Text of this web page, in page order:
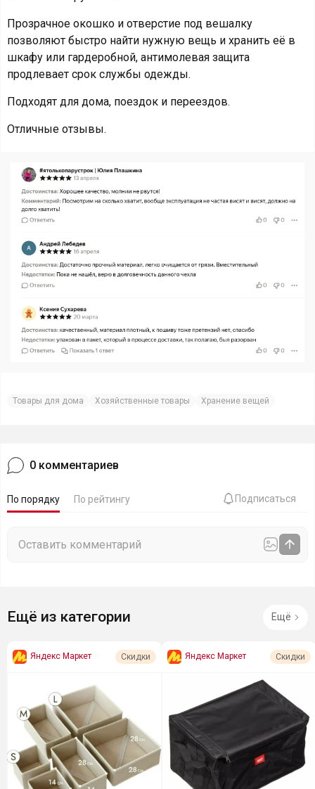
Прозрачное окошко и отверстие под вешалку
позволяют быстро найти нужную вещь и хранить её в
шкафу или гардеробной, антимолевая защита
продлевает срок службы одежды.
Подходят для дома, поездок и переездов.
Отличные отзывы.
Товары для дома Хозяйственные товары Хранение вещей
0 комментариев
По порядку По рейтингу Подписаться
Ещё из категории Ещё
Яндекс Маркет Скидки Яндекс Маркет Скидки